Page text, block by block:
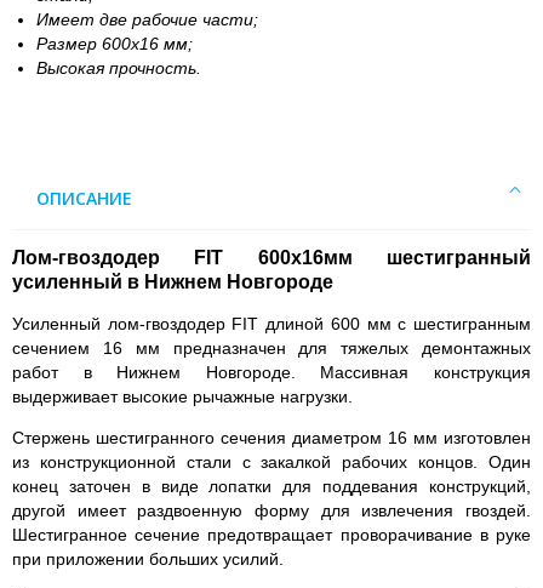
Имеет две рабочие части;
Размер 600х16 мм;
Высокая прочность.
ОПИСАНИЕ
Лом-гвоздодер FIT 600х16мм шестигранный
усиленный в Нижнем Новгороде
Усиленный лом-гвоздодер FIT длиной 600 мм с шестигранным
сечением 16 мм предназначен для тяжелых демонтажных
работ в Нижнем Новгороде. Массивная конструкция
выдерживает высокие рычажные нагрузки.
Стержень шестигранного сечения диаметром 16 мм изготовлен
из конструкционной стали с закалкой рабочих концов. Один
конец заточен в виде лопатки для поддевания конструкций,
другой имеет раздвоенную форму для извлечения гвоздей.
Шестигранное сечение предотвращает проворачивание в руке
при приложении больших усилий.